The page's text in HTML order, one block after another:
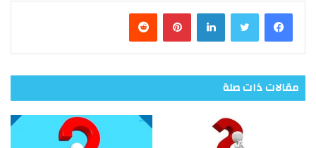
فيسبوك تويتر لينكدإن بينتيريست
مقالات ذات صلة